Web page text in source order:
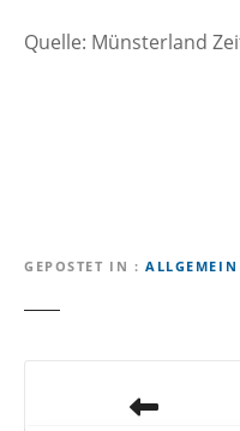
Quelle: Münsterland
GEPOSTET IN ALLGEMEIN